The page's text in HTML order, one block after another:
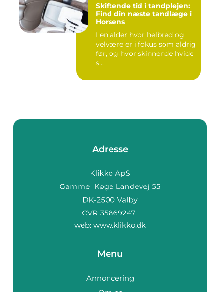
Skiftende tid i tandplejen:
Find din næste tandlæge i
Horsens
I en alder hvor helbred og
velvære er i fokus som aldrig
før, og hvor skinnende hvide
s...
Adresse
web: www.klikko.dk
Menu
Annoncering